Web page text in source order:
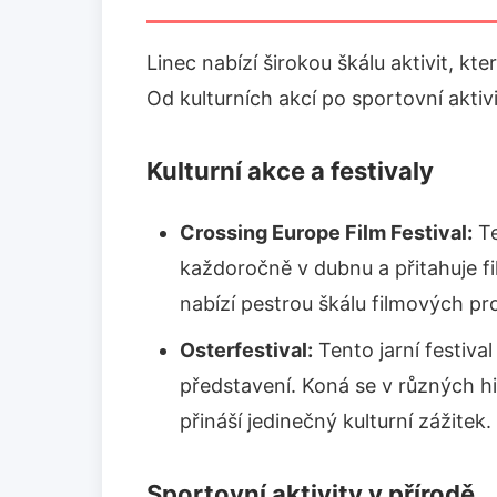
Linec nabízí širokou škálu aktivit,
Od kulturních akcí po sportovní
Kulturní akce a festivaly
Crossing Europe Film Festival:
každoročně v dubnu a přitahuje
nabízí pestrou škálu filmových
Osterfestival: Tento jarní
představení. Koná se v různých
přináší jedinečný kulturní zážitek.